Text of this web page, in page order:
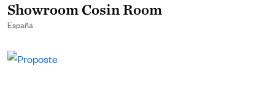
Showroom Cosin Room
España